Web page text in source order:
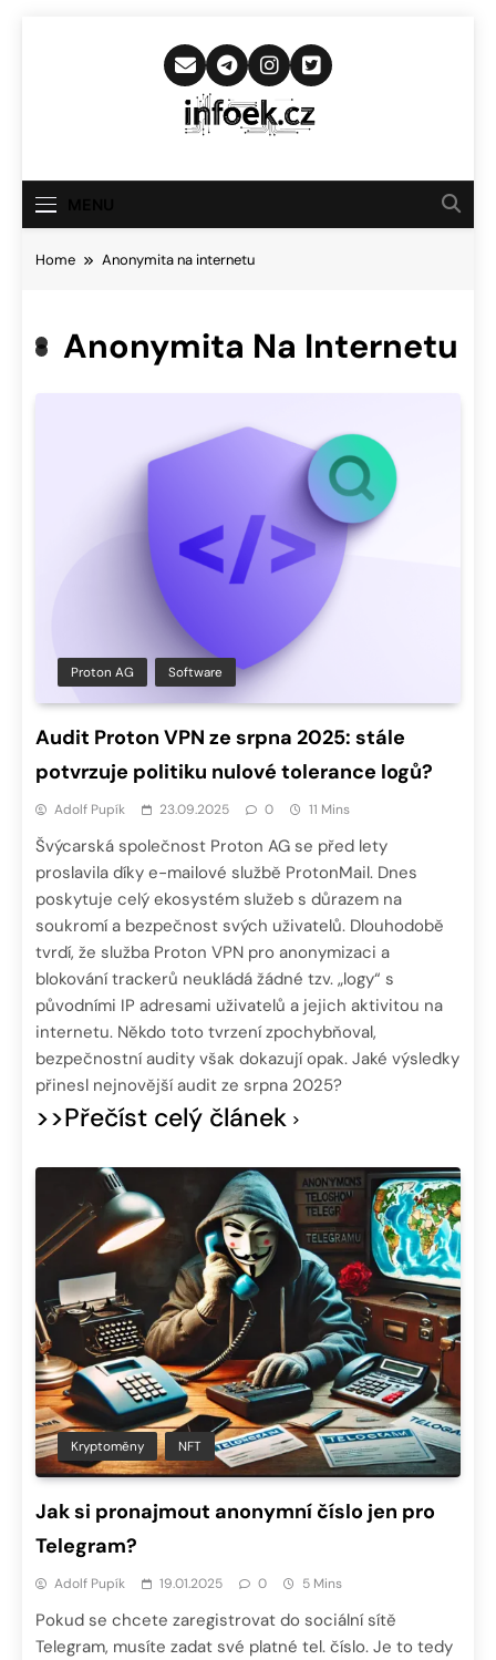
Infoek.cz
Novinkám
Home Anonymita na internetu
Anonymita Na Internetu
Proton AG Software
Audit Proton VPN ze srpna 2025: stále
potvrzuje politiku nulové tolerance logů?
Adolf Pupík 23.09.2025 0 11 Mins
Švýcarská společnost Proton AG se před lety
proslavila díky e-mailové službě ProtonMail. Dnes
poskytuje celý ekosystém služeb s důrazem na
soukromí a bezpečnost svých uživatelů. Dlouhodobě
tvrdí, že služba Proton VPN pro anonymizaci a
blokování trackerů neukládá žádné tzv. „logy“ s
původními IP adresami uživatelů a jejich aktivitou na
internetu. Někdo toto tvrzení zpochybňoval,
bezpečnostní audity však dokazují opak. Jaké výsledky
přinesl nejnovější audit ze srpna 2025?
>>Přečíst celý článek
Kryptoměny NFT
Jak si pronajmout anonymní číslo jen pro
Telegram?
Adolf Pupík 19.01.2025 0 5 Mins
Pokud se chcete zaregistrovat do sociální sítě
Telegram, musíte zadat své platné tel. číslo. Je to tedy